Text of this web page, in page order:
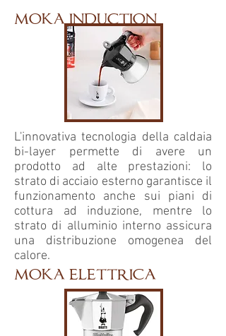
moka induction
L'innovativa tecnologia della caldaia
bi-layer permette di avere un
prodotto ad alte prestazioni: lo
strato di acciaio esterno garantisce il
funzionamento anche sui piani di
cottura ad induzione, mentre lo
strato di alluminio interno assicura
una distribuzione omogenea del
calore.
moka elettrica